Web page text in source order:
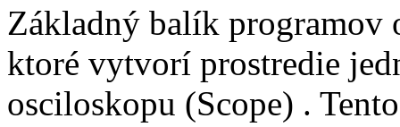
Základný balík programov
ktoré vytvorí prostredie
osciloskopu (Scope) .